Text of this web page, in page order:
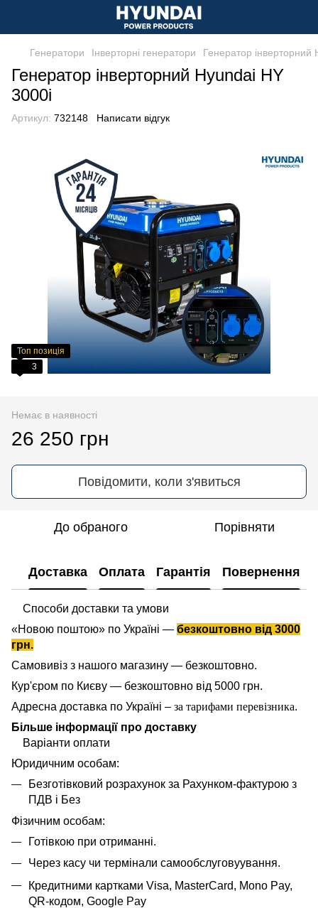
Генератори Інверторні генератори Генератор інверторний
Генератор інверторний Hyundai HY
3000i
Артикул: 732148 Написати відгук
Топ позиція
3
Немає в наявності
26 250 грн
Повідомити, коли з'явиться
До обраного Порівняти
Доставка Оплата Гарантія Повернення
Способи доставки та умови
«Новою поштою» по Україні — безкоштовно від 3000
грн.
Самовивіз з нашого магазину — безкоштовно.
Кур'єром по Києву — безкоштовно від 5000 грн.
Адресна доставка по Україні – за тарифами перевізника.
Більше інформації про доставку
Варіанти оплати
Юридичним особам:
Безготівковий розрахунок за Рахунком-фактурою з
ПДВ і Без
Фізичним особам:
Готівкою при отриманні.
Через касу чи термінали самообслуговуування.
Кредитними картками Visa, MasterCard, Mono Pay,
QR-кодом, Google Pay